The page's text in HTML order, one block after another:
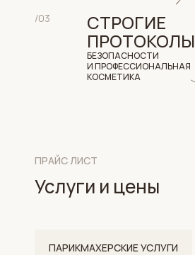
/03 СТРОГИЕ
ПРОТОКОЛЫ
БЕЗОПАСНОСТИ
И ПРОФЕССИОНАЛЬНАЯ
КОСМЕТИКА
ПРАЙС ЛИСТ
Услуги и цены
ПАРИКМАХЕРСКИЕ УСЛУГИ